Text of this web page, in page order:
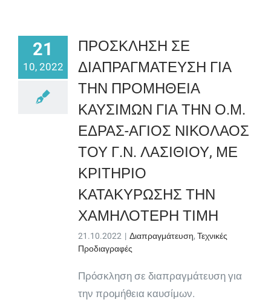
21
10, 2022
ΠΡΟΣΚΛΗΣΗ ΣΕ
ΔΙΑΠΡΑΓΜΑΤΕΥΣΗ ΓΙΑ
ΤΗΝ ΠΡΟΜΗΘΕΙΑ
ΚΑΥΣΙΜΩΝ ΓΙΑ ΤΗΝ Ο.Μ.
ΕΔΡΑΣ-ΑΓΙΟΣ ΝΙΚΟΛΑΟΣ
ΤΟΥ Γ.Ν. ΛΑΣΙΘΙΟΥ, ΜΕ
ΚΡΙΤΗΡΙΟ
ΚΑΤΑΚΥΡΩΣΗΣ ΤΗΝ
ΧΑΜΗΛΟΤΕΡΗ ΤΙΜΗ
21.10.2022 | Διαπραγμάτευση, Τεχνικές
Προδιαγραφές
Πρόσκληση σε διαπραγμάτευση για
την προμήθεια καυσίμων.